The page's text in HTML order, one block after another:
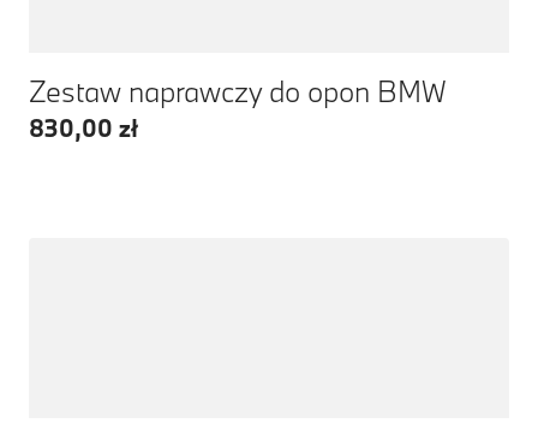
Zestaw naprawczy do opon BMW
830,00 zł